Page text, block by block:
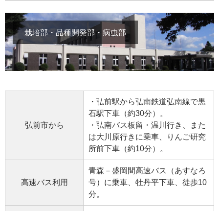
栽培部・品種開発部・病虫部
弘前市から
・弘前駅から弘南鉄道弘南線で黒
石駅下車（約30分）。
・弘南バス板留・温川行き、また
は大川原行きに乗車、りんご研究
所前下車（約10分）。
高速バス利用
青森－盛岡間高速バス（あすなろ
号）に乗車、牡丹平下車、徒歩10
分。